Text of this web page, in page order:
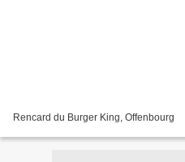
Rencard du Burger King, Offenbourg